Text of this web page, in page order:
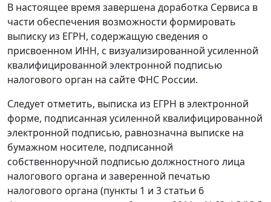
В настоящее время завершена доработка Сервиса в
части обеспечения возможности формировать
выписку из ЕГРН, содержащую сведения о
присвоенном ИНН, с визуализированной усиленной
квалифицированной электронной подписью
налогового орган на сайте ФНС России.
Следует отметить, выписка из ЕГРН в электронной
форме, подписанная усиленной квалифицированной
электронной подписью, равнозначна выписке на
бумажном носителе, подписанной
собственноручной подписью должностного лица
налогового органа и заверенной печатью
налогового органа (пункты 1 и 3 статьи 6